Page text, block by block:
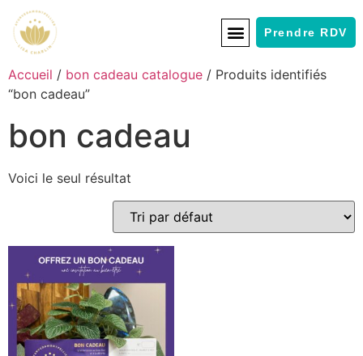
Prendre RDV
Accueil / bon cadeau catalogue / Produits identifiés
“bon cadeau”
bon cadeau
Voici le seul résultat